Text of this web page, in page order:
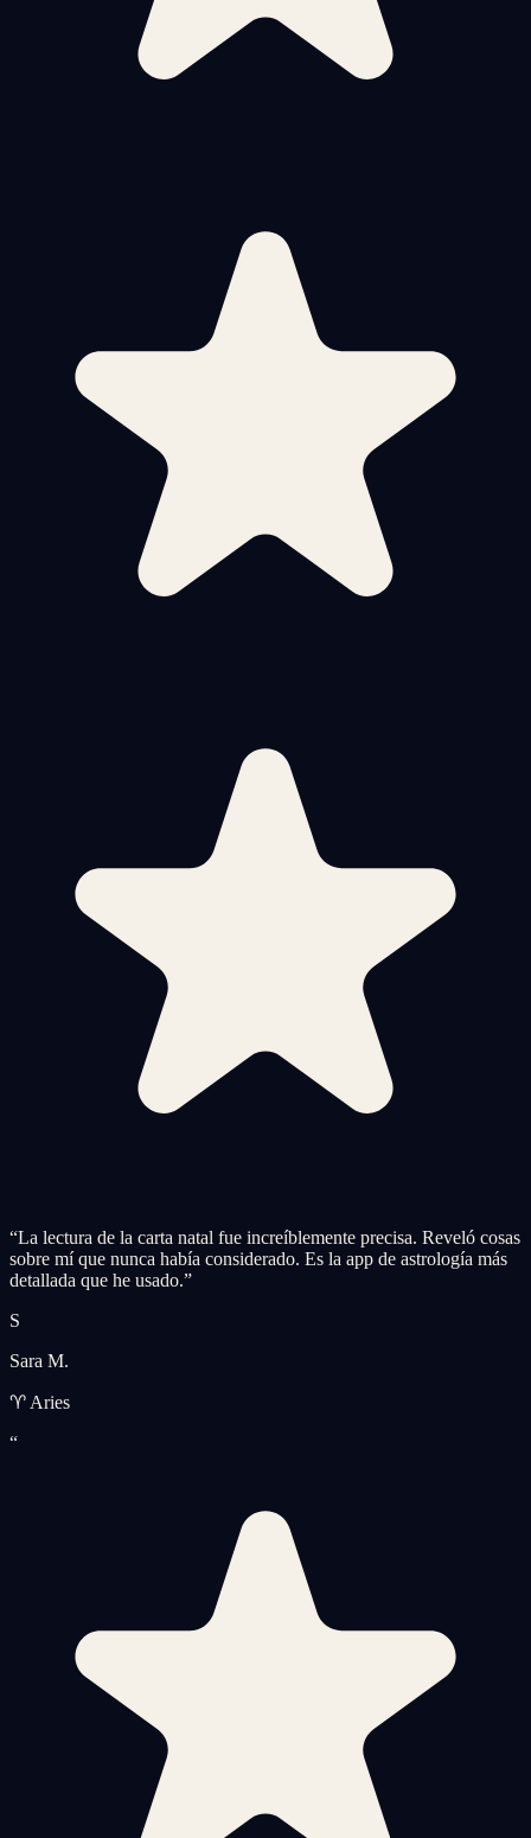
“La lectura de la carta natal fue increíblemente precisa. Reveló cosas
sobre mí que nunca había considerado. Es la app de astrología más
detallada que he usado.”
S
Sara M.
♈ Aries
“